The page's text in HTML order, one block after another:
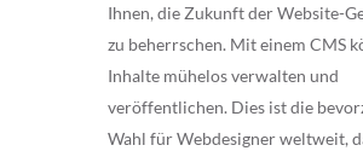
Ihnen, die Zukunft der Website-
zu beherrschen. Mit einem CMS
Inhalte mühelos verwalten und
veröffentlichen. Dies ist die
Wahl für Webdesigner weltweit,